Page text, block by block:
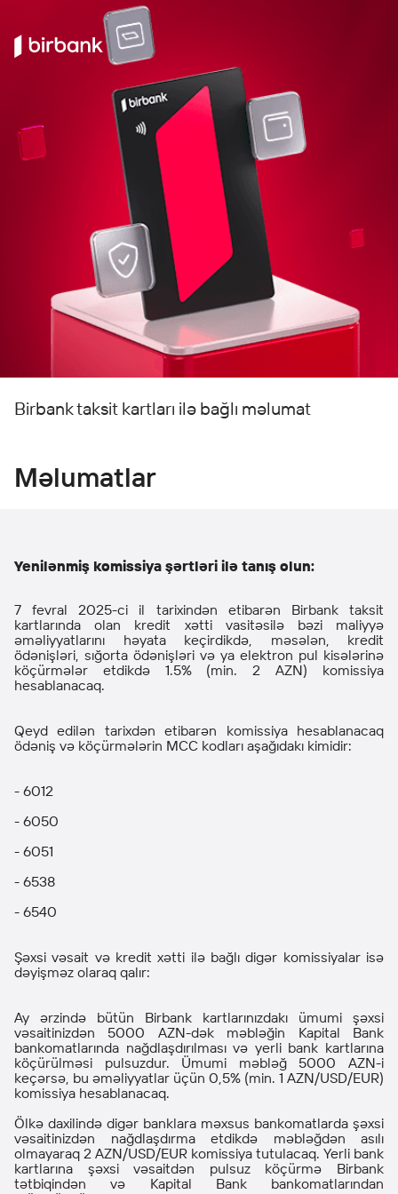
Birbank taksit kartları ilə bağlı məlumat
Məlumatlar
Yenilənmiş komissiya şərtləri ilə tanış olun:
7 fevral 2025-ci il tarixindən etibarən Birbank taksit
kartlarında olan kredit xətti vasitəsilə bəzi maliyyə
əməliyyatlarını həyata keçirdikdə, məsələn, kredit
ödənişləri, sığorta ödənişləri və ya elektron pul kisələrinə
köçürmələr etdikdə 1.5% (min. 2 AZN) komissiya
hesablanacaq.
Qeyd edilən tarixdən etibarən komissiya hesablanacaq
ödəniş və köçürmələrin MCC kodları aşağıdakı kimidir:
- 6012
- 6050
- 6051
- 6538
- 6540
Şəxsi vəsait və kredit xətti ilə bağlı digər komissiyalar isə
dəyişməz olaraq qalır:
Ay ərzində bütün Birbank kartlarınızdakı ümumi şəxsi
vəsaitinizdən 5000 AZN-dək məbləğin Kapital Bank
bankomatlarında nağdlaşdırılması və yerli bank kartlarına
köçürülməsi pulsuzdur. Ümumi məbləğ 5000 AZN-i
keçərsə, bu əməliyyatlar üçün 0,5% (min. 1 AZN/USD/EUR)
komissiya hesablanacaq.
Ölkə daxilində digər banklara məxsus bankomatlarda şəxsi
vəsaitinizdən nağdlaşdırma etdikdə məbləğdən asılı
olmayaraq 2 AZN/USD/EUR komissiya tutulacaq. Yerli bank
kartlarına şəxsi vəsaitdən pulsuz köçürmə Birbank
tətbiqindən və Kapital Bank bankomatlarından